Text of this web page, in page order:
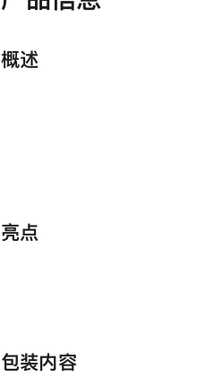
概述
亮点
包装内容